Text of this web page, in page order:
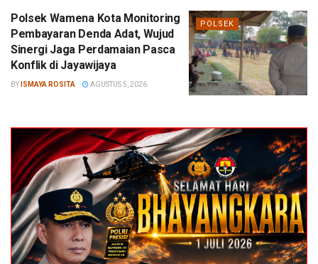
POLSEK
Polsek Wamena Kota Monitoring
Pembayaran Denda Adat, Wujud
Sinergi Jaga Perdamaian Pasca
Konflik di Jayawijaya
BY ISMAYA ROSITA AGUSTUS 5, 2026